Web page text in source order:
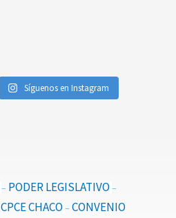
Síguenos en Instagram
– PODER LEGISLATIVO –
CPCE CHACO – CONVENIO